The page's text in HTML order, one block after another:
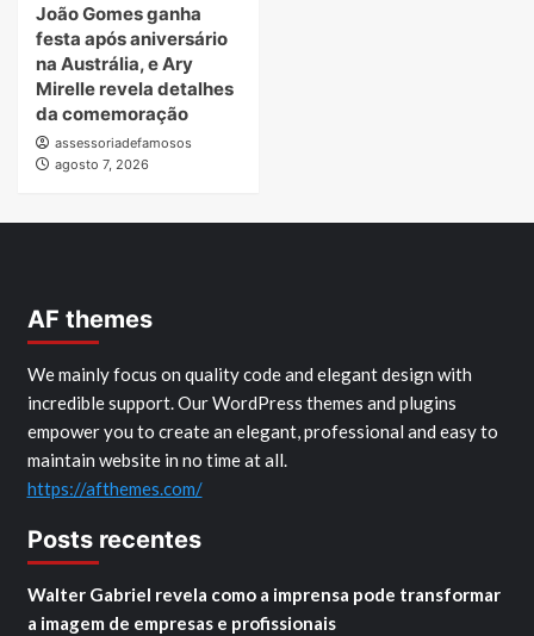
João Gomes ganha
festa após aniversário
na Austrália, e Ary
Mirelle revela detalhes
da comemoração
assessoriadefamosos
agosto 7, 2026
AF themes
We mainly focus on quality code and elegant design with
incredible support. Our WordPress themes and plugins
empower you to create an elegant, professional and easy to
maintain website in no time at all.
https://afthemes.com/
Posts recentes
Walter Gabriel revela como a imprensa pode transformar
a imagem de empresas e profissionais